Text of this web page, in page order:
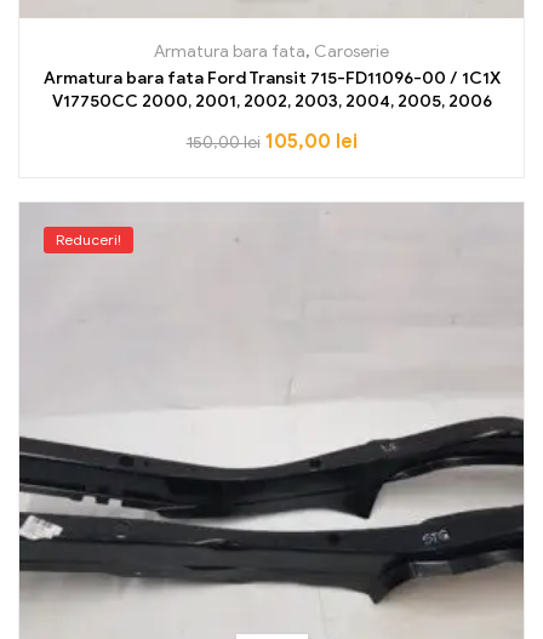
Armatura bara fata, Caroserie
Armatura bara fata Ford Transit 715-FD11096-00 / 1C1X
V17750CC 2000, 2001, 2002, 2003, 2004, 2005, 2006
150,00lei 105,00 lei
Reduceri!